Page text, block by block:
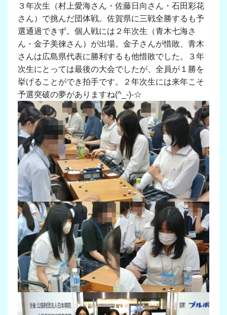
３年次生（村上愛海さん・佐藤日向さん・石田彩花
さん）で挑んだ団体戦。佐賀県に三戦全勝するも予
選通過できず。個人戦には２年次生（青木七海さ
ん・金子美徠さん）が出場。金子さんが惜敗、青木
さんは広島県代表に勝利するも他惜敗でした。３年
次生にとっては最後の大会でしたが、全員が１勝を
挙げることができ拍手です。２年次生には来年こそ
予選突破の夢がありますね(^_-)-☆